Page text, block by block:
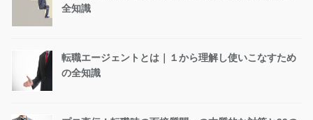
全知識
転職エージェントとは｜１から理解し使いこなすため
の全知識